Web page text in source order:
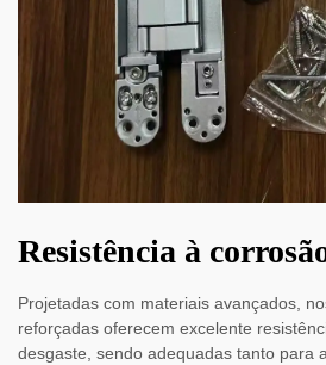
Resistência à
Projetadas com materiais avançados,
reforçadas oferecem excelente
desgaste, sendo adequadas tanto para